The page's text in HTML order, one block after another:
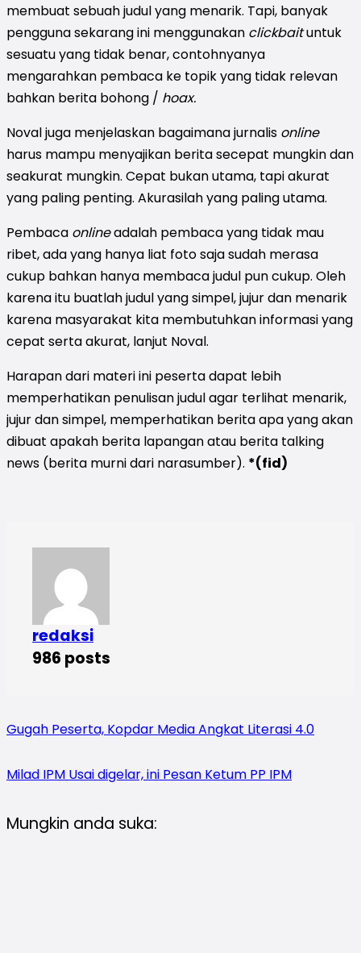
membuat sebuah judul yang menarik. Tapi, banyak
pengguna sekarang ini menggunakan clickbaituntuk
sesuatu yang tidak benar, contohnyanya
mengarahkan pembaca ke topik yang tidak relevan
bahkan berita bohong / hoax.
Noval juga menjelaskan bagaimana jurnalis online
harus mampu menyajikan berita secepat mungkin dan
seakurat mungkin. Cepat bukan utama, tapi akurat
yang paling penting. Akurasilah yang paling utama.
Pembaca onlineadalah pembaca yang tidak mau
ribet, ada yang hanya liat foto saja sudah merasa
cukup bahkan hanya membaca judul pun cukup. Oleh
karena itu buatlah judul yang simpel, jujur dan menarik
karena masyarakat kita membutuhkan informasi yang
cepat serta akurat, lanjut Noval.
Harapan dari materi ini peserta dapat lebih
memperhatikan penulisan judul agar terlihat menarik,
jujur dan simpel, memperhatikan berita apa yang akan
dibuat apakah berita lapangan atau berita talking
news (berita murni dari narasumber). *(fid)
redaksi
986 posts
Gugah Peserta, Kopdar Media Angkat Literasi 4.0
Milad IPM Usai digelar, ini Pesan Ketum PP IPM
Mungkin anda suka: